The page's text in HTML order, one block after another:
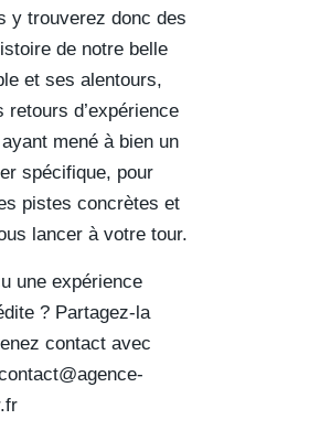
y trouverez donc des
de notre belle
et ses alentours,
retours d’expérience
mené à bien un
spécifique, pour
pistes concrètes et
lancer à votre tour.
une expérience
? Partagez-la
contact avec